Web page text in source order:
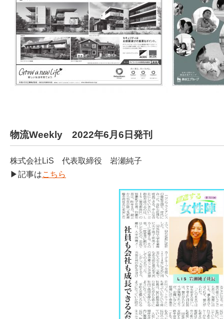
物流Weekly 2022年6月6日発刊
株式会社LiS 代表取締役 岩瀬純子
▶記事はこちら